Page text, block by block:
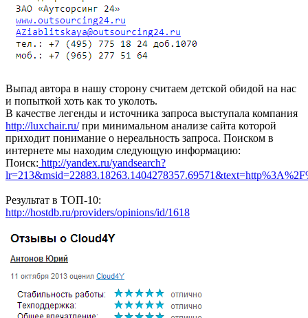
Выпад автора в нашу сторону считаем детской обидой на нас
и попыткой хоть как то уколоть.
В качестве легенды и источника запроса выступала компания
http://luxchair.ru/при минимальном анализе сайта которой
приходит понимание о нереальность запроса. Поиском в
интернете мы находим следующую информацию:
Поиск: http://yandex.ru/yandsearch?
Результат в ТОП-10:
http://hostdb.ru/providers/opinions/id/1618